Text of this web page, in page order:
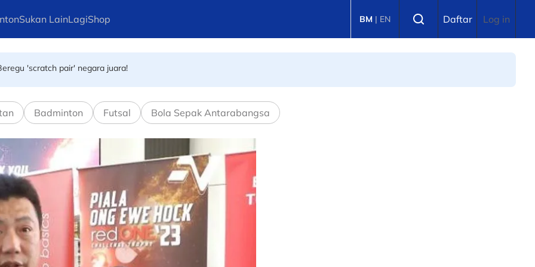
Sukan LainLagiShop BM | EN Daftar Log in
dua slot terakhir ke peringkat suku akhir
Badminton Futsal Bola Sepak Antarabangsa